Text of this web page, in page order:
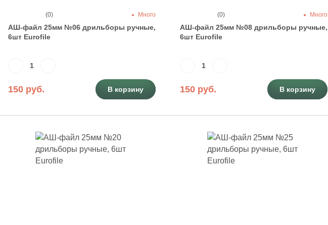
АШ-файл 25мм №06 дрильборы ручные,
6шт Eurofile
150 руб.
(0) Много
В корзину
АШ-файл 25мм №08 дрильборы ручные,
6шт Eurofile
150 руб.
(0) Много
В корзину